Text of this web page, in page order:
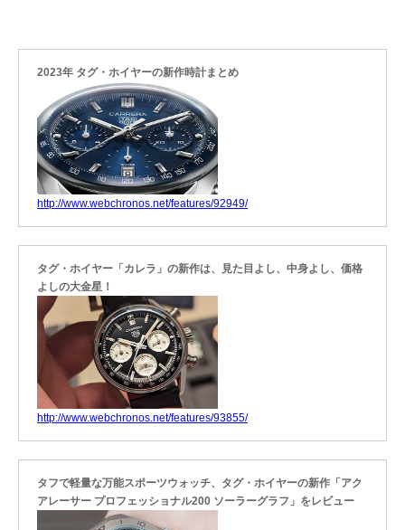
2023年 タグ・ホイヤーの新作時計まとめ
http://www.webchronos.net/features/92949/
タグ・ホイヤー「カレラ」の新作は、見た目よし、中身よし、価格
よしの大金星！
http://www.webchronos.net/features/93855/
タフで軽量な万能スポーツウォッチ、タグ・ホイヤーの新作「アク
アレーサー プロフェッショナル200 ソーラーグラフ」をレビュー